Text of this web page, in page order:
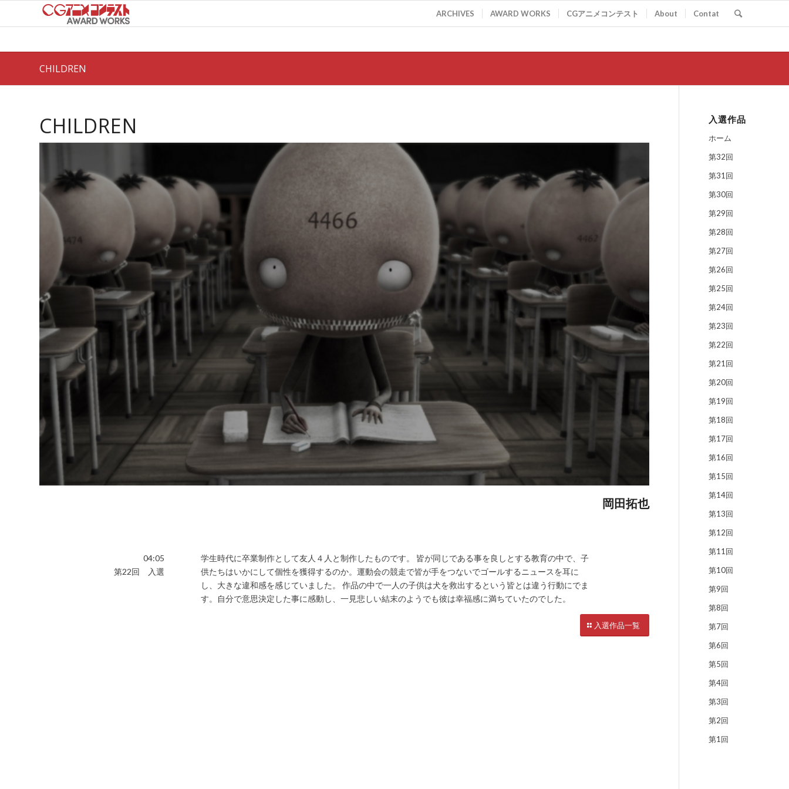
ARCHIVES AWARD WORKS CGアニメコンテスト About Contat
CHILDREN
CHILDREN
岡田拓也
04:05
第22回 入選
学生時代に卒業制作として友人４人と制作したものです。 皆が同じである事を良しとする教育の中で、子
供たちはいかにして個性を獲得するのか。運動会の競走で皆が手をつないでゴールするニュースを耳に
し、大きな違和感を感じていました。 作品の中で一人の子供は犬を救出するという皆とは違う行動にでま
す。自分で意思決定した事に感動し、一見悲しい結末のようでも彼は幸福感に満ちていたのでした。
入選作品一覧
入選作品
ホーム
第32回
第31回
第30回
第29回
第28回
第27回
第26回
第25回
第24回
第23回
第22回
第21回
第20回
第19回
第18回
第17回
第16回
第15回
第14回
第13回
第12回
第11回
第10回
第9回
第8回
第7回
第6回
第5回
第4回
第3回
第2回
第1回